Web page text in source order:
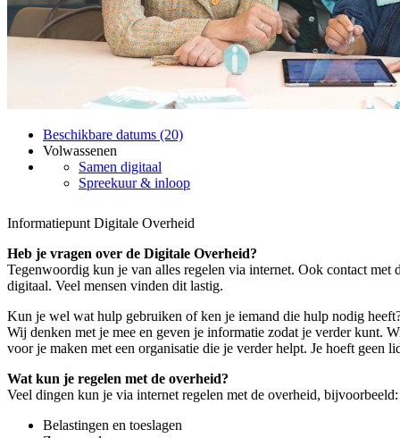
Beschikbare datums (20)
Volwassenen
Samen digitaal
Spreekuur & inloop
Informatiepunt Digitale Overheid
Heb je vragen over de Digitale Overheid?
Tegenwoordig kun je van alles regelen via internet. Ook contact met
digitaal. Veel mensen vinden dit lastig.
Kun je wel wat hulp gebruiken of ken je iemand die hulp nodig
Wij denken met je mee en geven je informatie zodat je verder kunt.
voor je maken met een organisatie die je verder helpt. Je hoeft geen
Wat kun je regelen met de overheid?
Veel dingen kun je via internet regelen met de overheid, bijvoorbeeld:
Belastingen en toeslagen